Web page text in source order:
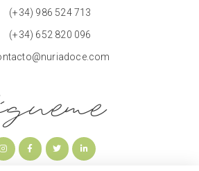
(+34) 986 524 713
(+34) 652 820 096